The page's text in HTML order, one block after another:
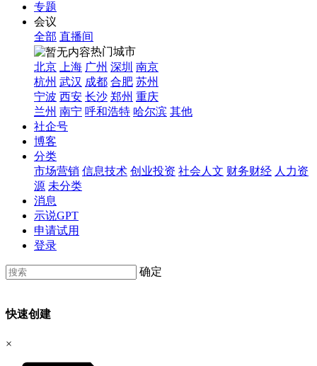
专题
会议
全部 直播间
热门城市
北京
上海 广州 深圳 南京
杭州 武汉 成都 合肥 苏州
宁波 西安 长沙 郑州 重庆
兰州 南宁 呼和浩特 哈尔滨 其他
社企号
博客
分类
市场营销 信息技术 创业投资 社会人文 财务财经 人力资
源 未分类
消息
示说GPT
申请试用
登录
确定
快速创建
×